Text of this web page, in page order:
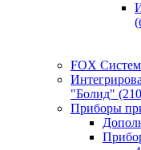
FOX
"Болид"
Приборы